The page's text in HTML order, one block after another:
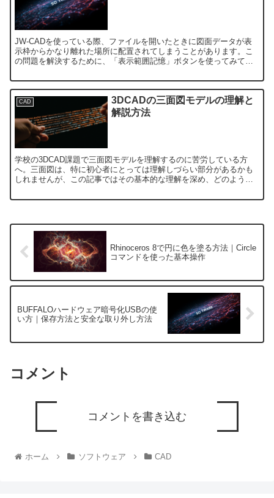
JW-CADを使っている際、ファイルを開いたときに図面データが表
示枠からかなり離れた場所に配置されてしまうことがあります。こ
の問題を解決するために、「表示範囲記憶」ボタンを使ってみて
CAD
3DCADの三面図モデルの理解と
解説方法
学校の3DCAD課題で三面図モデルを理解するのに苦労している方
へ。三面図は、特に初心者にとっては理解しづらい部分があるかも
しれませんが、この記事ではその基本的な理解を深め、どのように
Rhinoceros 8で円に色を塗る方法｜Circle
コマンドを使った基本操作
BUFFALOハードウェア暗号化USBの使
い方｜保存方法と安全な取り外し方法
コメント
コメントを書き込む
ホーム ソフトウェア CAD